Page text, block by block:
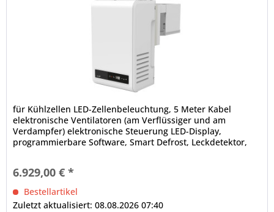
für Kühlzellen LED-Zellenbeleuchtung, 5 Meter Kabel
elektronische Ventilatoren (am Verflüssiger und am
Verdampfer) elektronische Steuerung LED-Display,
programmierbare Software, Smart Defrost, Leckdetektor,
6.929,00 € *
Bestellartikel
Zuletzt aktualisiert: 08.08.2026 07:40